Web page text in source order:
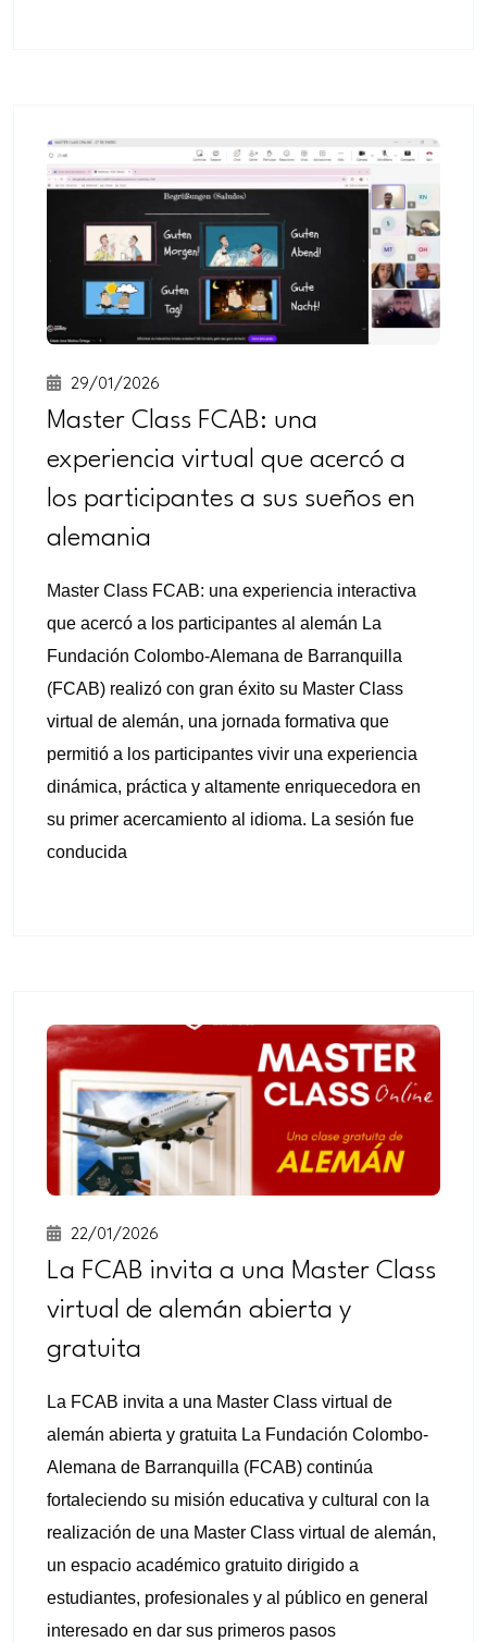
29/01/2026
Master Class FCAB: una
experiencia virtual que acercó a
los participantes a sus sueños en
alemania
Master Class FCAB: una experiencia interactiva
que acercó a los participantes al alemán La
Fundación Colombo-Alemana de Barranquilla
(FCAB) realizó con gran éxito su Master Class
virtual de alemán, una jornada formativa que
permitió a los participantes vivir una experiencia
dinámica, práctica y altamente enriquecedora en
su primer acercamiento al idioma. La sesión fue
conducida
22/01/2026
La FCAB invita a una Master Class
virtual de alemán abierta y
gratuita
La FCAB invita a una Master Class virtual de
alemán abierta y gratuita La Fundación Colombo-
Alemana de Barranquilla (FCAB) continúa
fortaleciendo su misión educativa y cultural con la
realización de una Master Class virtual de alemán,
un espacio académico gratuito dirigido a
estudiantes, profesionales y al público en general
interesado en dar sus primeros pasos